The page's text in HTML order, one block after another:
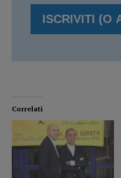
Correlati